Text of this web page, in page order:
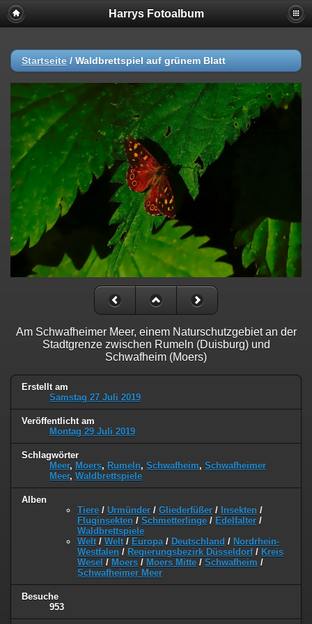
Harrys Fotoalbum
Startseite / Waldbrettspiel auf grünem Blatt
Am Schwafheimer Meer, einem Naturschutzgebiet an der
Stadtgrenze zwischen Rumeln (Duisburg) und
Schwafheim (Moers)
Erstellt am
Samstag 27 Juli 2019
Veröffentlicht am
Montag 29 Juli 2019
Schlagwörter
Meer, Moers, Rumeln, Schwafheim, Schwafheimer
Meer, Waldbrettspiele
Alben
Tiere / Urmünder / Gliederfüßer / Insekten /
Fluginsekten / Schmetterlinge / Edelfalter /
Waldbrettspiele
Welt / Welt / Europa / Deutschland / Nordrhein-
Westfalen / Regierungsbezirk Düsseldorf/ Kreis
Wesel / Moers / Moers Mitte / Schwafheim /
Schwafheimer Meer
Besuche
953